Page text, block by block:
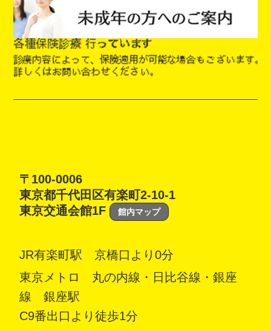
〒100-0006
東京都千代田区有楽町2-10-1
東京交通会館1F
館内マップ
JR有楽町駅 京橋口より0分
東京メトロ 丸の内線・日比谷線・銀座
線 銀座駅
C9番出口より徒歩1分